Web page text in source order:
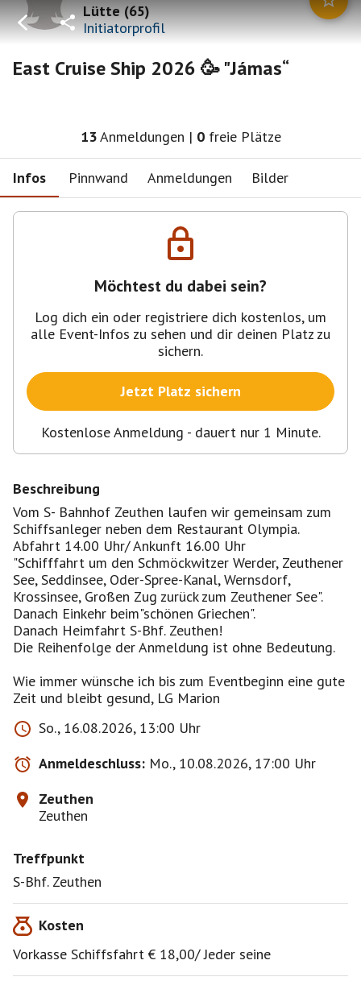
Lütte(65)
Initiatorprofil
East Cruise Ship 2026 🥳 "Jámas“
13Anmeldungen | 0 freie Plätze
Infos Pinnwand Anmeldungen Bilder
Möchtest du dabei sein?
Log dich ein oder registriere dich kostenlos, um
alle Event-Infos zu sehen und dir deinen Platz zu
sichern.
Jetzt Platz sichern
Kostenlose Anmeldung - dauert nur 1 Minute.
Beschreibung
Vom S- Bahnhof Zeuthen laufen wir gemeinsam zum
Schiffsanleger neben dem Restaurant Olympia.
Abfahrt 14.00 Uhr/ Ankunft 16.00 Uhr
"Schifffahrt um den Schmöckwitzer Werder, Zeuthener
See, Seddinsee, Oder-Spree-Kanal, Wernsdorf,
Krossinsee, Großen Zug zurück zum Zeuthener See".
Danach Einkehr beim"schönen Griechen".
Danach Heimfahrt S-Bhf. Zeuthen!
Die Reihenfolge der Anmeldung ist ohne Bedeutung.
Wie immer wünsche ich bis zum Eventbeginn eine gute
So., 16.08.2026, 13:00 Uhr
Anmeldeschluss: Mo., 10.08.2026, 17:00 Uhr
Zeuthen
Zeuthen
Treffpunkt
S-Bhf. Zeuthen
Kosten
Vorkasse Schiffsfahrt € 18,00/ Jeder seine